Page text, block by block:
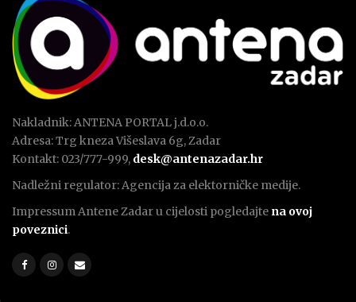
Nakladnik: ANTENA PORTAL j.d.o.o.
Adresa: Trg kneza Višeslava 6g, Zadar
Kontakt: 023/777-999, desk@antenazadar.hr
Nadležni regulator: Agencija za elektorničke medije.
Impressum Antene Zadar u cijelosti pogledajte na ovoj
poveznici.